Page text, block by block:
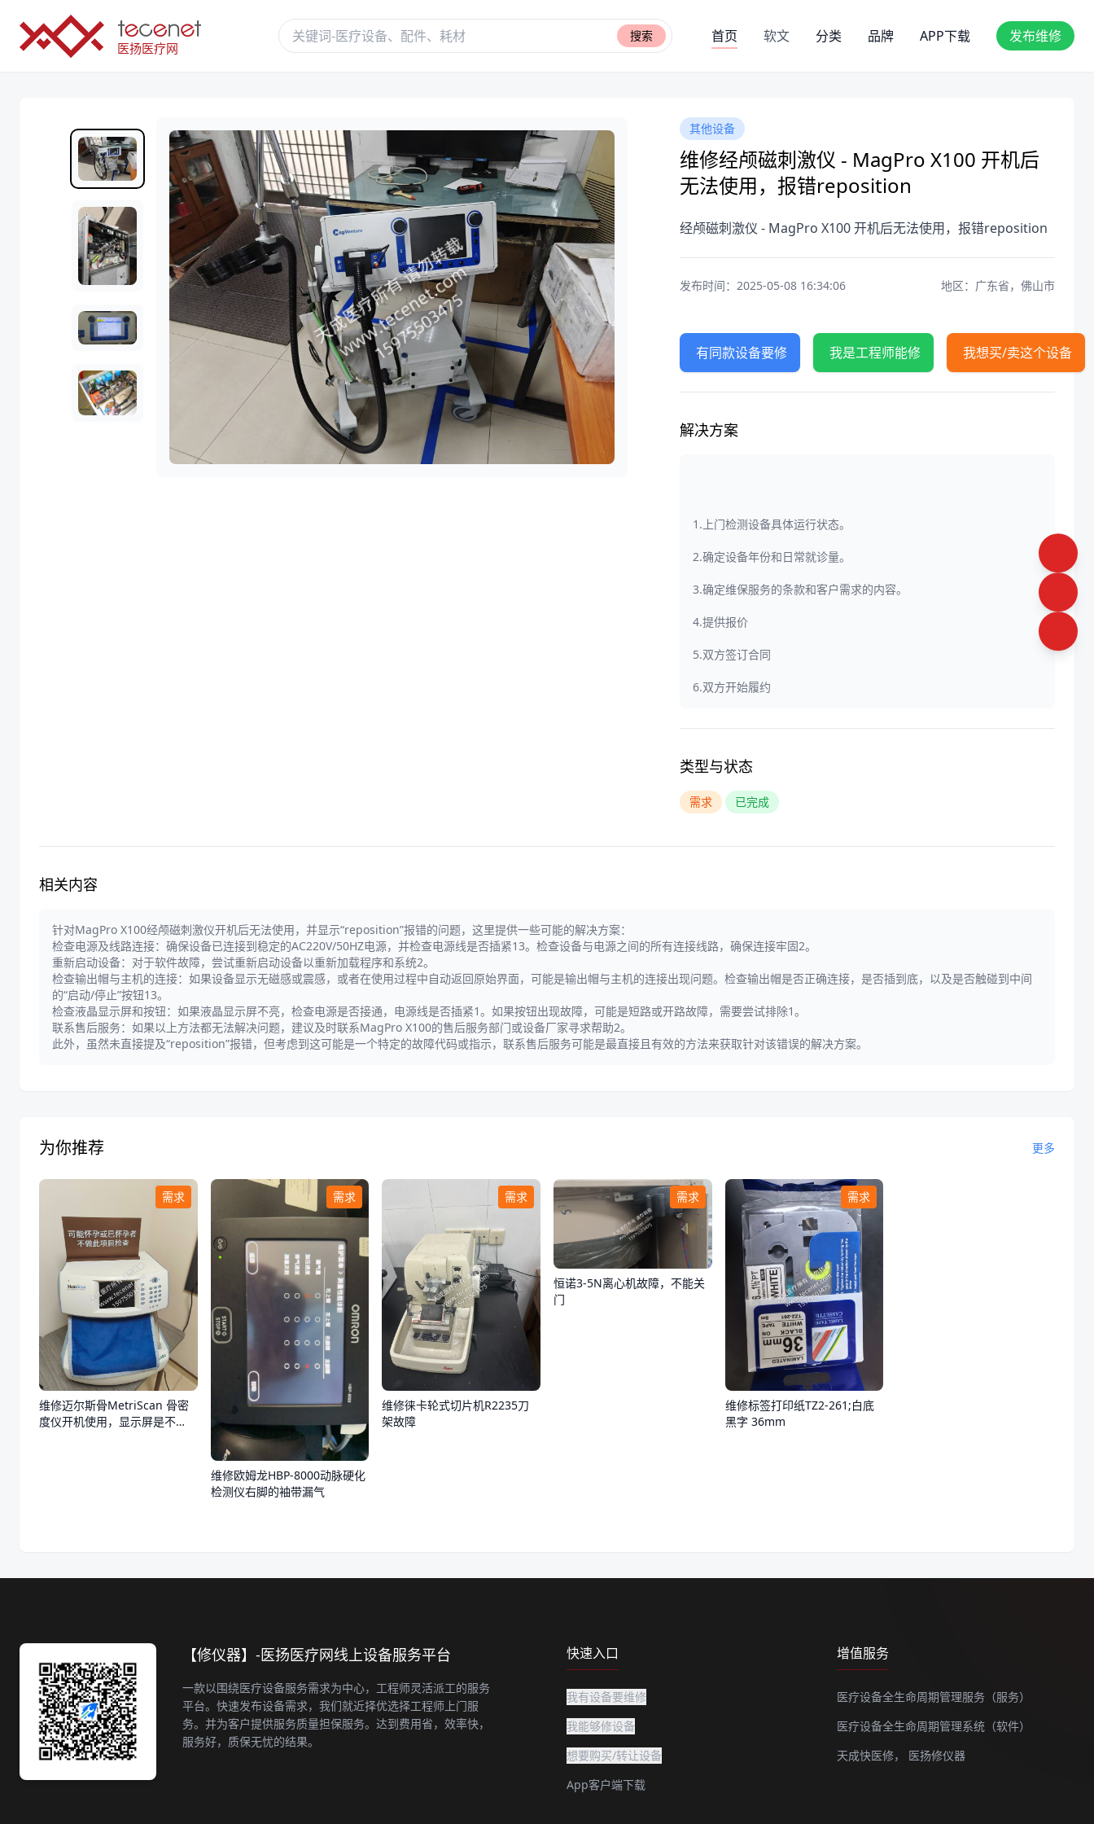
医扬医疗网
搜索 首页 软文 分类 品牌 APP下载 发布维修
其他设备
维修经颅磁刺激仪 - MagPro X100 开机后
无法使用，报错reposition
经颅磁刺激仪 - MagPro X100 开机后无法使用，报错reposition
发布时间：2025-05-08 16:34:06 地区：广东省，佛山市
有同款设备要修 我是工程师能修 我想买/卖这个设备
解决方案
1.上门检测设备具体运行状态。
2.确定设备年份和日常就诊量。
3.确定维保服务的条款和客户需求的内容。
4.提供报价
5.双方签订合同
6.双方开始履约
类型与状态
需求 已完成
相关内容
针对MagPro X100经颅磁刺激仪开机后无法使用，并显示“reposition”报错的问题，这里提供一些可能的解决方案：
检查电源及线路连接：确保设备已连接到稳定的AC220V/50HZ电源，并检查电源线是否插紧13。检查设备与电源之间的所有连接线路，确保连接牢固2。
重新启动设备：对于软件故障，尝试重新启动设备以重新加载程序和系统2。
检查输出帽与主机的连接：如果设备显示无磁感或震感，或者在使用过程中自动返回原始界面，可能是输出帽与主机的连接出现问题。检查输出帽是否正确连接，是否插到底，以及是否触碰到中间
的“启动/停止”按钮13。
检查液晶显示屏和按钮：如果液晶显示屏不亮，检查电源是否接通，电源线是否插紧1。如果按钮出现故障，可能是短路或开路故障，需要尝试排除1。
联系售后服务：如果以上方法都无法解决问题，建议及时联系MagPro X100的售后服务部门或设备厂家寻求帮助2。
此外，虽然未直接提及“reposition”报错，但考虑到这可能是一个特定的故障代码或指示，联系售后服务可能是最直接且有效的方法来获取针对该错误的解决方案。
为你推荐 更多
需求
维修迈尔斯骨MetriScan 骨密
度仪开机使用，显示屏是不
需求
维修欧姆龙HBP-8000动脉硬化
检测仪右脚的袖带漏气
需求
维修徕卡轮式切片机R2235刀
架故障
需求
恒诺3-5N离心机故障，不能关
门
需求
维修标签打印纸TZ2-261;白底
黑字 36mm
【修仪器】-医扬医疗网线上设备服务平台
一款以围绕医疗设备服务需求为中心，工程师灵活派工的服务
平台。快速发布设备需求，我们就近择优选择工程师上门服
务。并为客户提供服务质量担保服务。达到费用省，效率快，
服务好，质保无忧的结果。
快速入口
我有设备要维修
我能够修设备
想要购买/转让设备
App客户端下载
增值服务
医疗设备全生命周期管理服务（服务）
医疗设备全生命周期管理系统（软件）
天成快医修，
医扬修仪器